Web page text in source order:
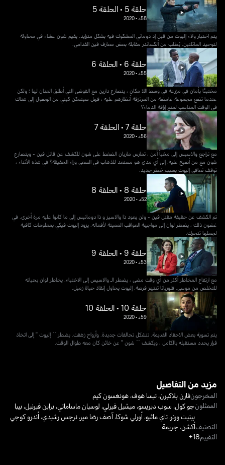
حلقة 5 • الحلقة 5
58د •
2020
يتم اختبار ولاء إليوت من قبل إد دوماني المشكوك فيه بشكل متزايد. يقيم شون عشاء في محاولة
لتوحيد العائلتين. يُطلب من ألكساندر مقابلة بعض معارف فين القدامى.
حلقة 6 • الحلقة 6
55د •
2020
مختبئًا بأمان في مزرعة في وسط اللا مكان ، يتصارع دارين مع الفوضى التي أطلق العنان لها ؛ ولكن
عندما تضع مجموعة غامضة من المرتزقة أنظارهم عليه ، فهل سيتمكن كيني من الوصول إلى هناك
في الوقت المناسب لمنع إراقة الدماء؟
حلقة 7 • الحلقة 7
56د •
2020
مع تراجع والاسيس إلى مخبأ آمن ، تمارس ماريان الضغط على شون للكشف عن قاتل فين - ويتصارع
شون مع من أصبح عليه. إلى أي مدى هو مستعد للذهاب في السعي وراء الحقيقة؟ في هذه الأثناء ،
توقف تعافي إليوت بسبب خطر جديد.
حلقة 8 • الحلقة 8
52د •
2020
تم الكشف عن حقيقة مقتل فين - ولن يعود ذا والاسيز و ذا دومانيس إلى ما كانوا عليه مرة أخرى. في
غضون ذلك ، يضطر لوان إلى مواجهة العواقب المميتة لأفعاله. يزود إليوت فيكي بمعلومات كافية
لجعلها تتحرك.
حلقة 9 • الحلقة 9
53د •
2020
مع ارتفاع المخاطر أكثر من أي وقت مضى ، يضطر الـ والاسيس إلى الاختباء. يخاطر لوان بحياته
للتخلص من موسي. فلوريانا تنتهز فرصة. إليوت يحاول إنقاذ حياة زميل.
حلقة 10 • الحلقة 10
59د •
2020
يتم تسوية بعض الاحقاد القديمة. تتشكل تحالفات جديدة. وأرواح زهقت. يضطر `` إليوت '' إلى اتخاذ
قرار يحدد مستقبله بالكامل ، ويكشف `` شون '' عن خائن كان معه طوال الوقت.
مزيد من التفاصيل
المخرجونفارن بلاكبرن،تيسا هوف،هونغسون كيم
الممثلونجو كول، سوب ديريسو،ميشيل فيرلي، لوسيان ماساماتي،براين فيرنيل،بيبا
بينيت ورنر،تاي ماثيو، أورلي شوكا،آصف رضا مير،نرجس رشيدي، أندرو كوجي
التصنيفأكشن، جريمة
التقييم18+